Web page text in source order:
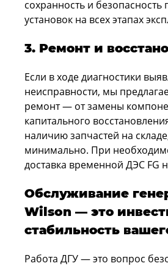
сохранность и безопасность
установок на всех этапах
3. Ремонт и
Если в ходе диагностики
неисправности, мы
ремонт — от замены
капитального
наличию запчастей на
минимально. При
доставка временной ДЭС FG
Обслуживание
Wilson — это
стабильность
Работа ДГУ — это вопрос